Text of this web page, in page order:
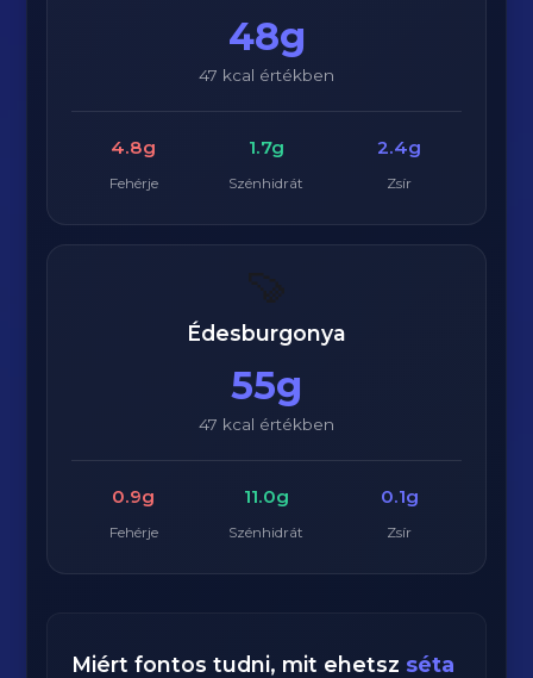
48g
47 kcal értékben
4.8g
Fehérje
1.7g
Szénhidrát
2.4g
Zsír
Édesburgonya
55g
47 kcal értékben
0.9g
Fehérje
11.0g
Szénhidrát
0.1g
Zsír
Miért fontos tudni, mit ehetsz séta